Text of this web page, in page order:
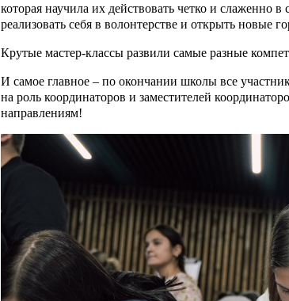
которая научила их действовать четко и
реализовать себя в волонтерстве и открыть новые
Крутые мастер-классы развили самые разные
И самое главное – по окончании школы все
на роль координаторов и заместителей
направлениям!